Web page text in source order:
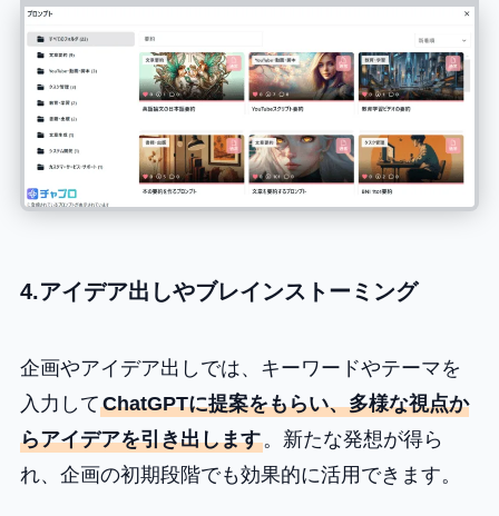
4.アイデア出しやブレインストーミング
企画やアイデア出しでは、キーワードやテーマを
入力してChatGPTに提案をもらい、多様な視点か
らアイデアを引き出します。新たな発想が得ら
れ、企画の初期段階でも効果的に活用できます。